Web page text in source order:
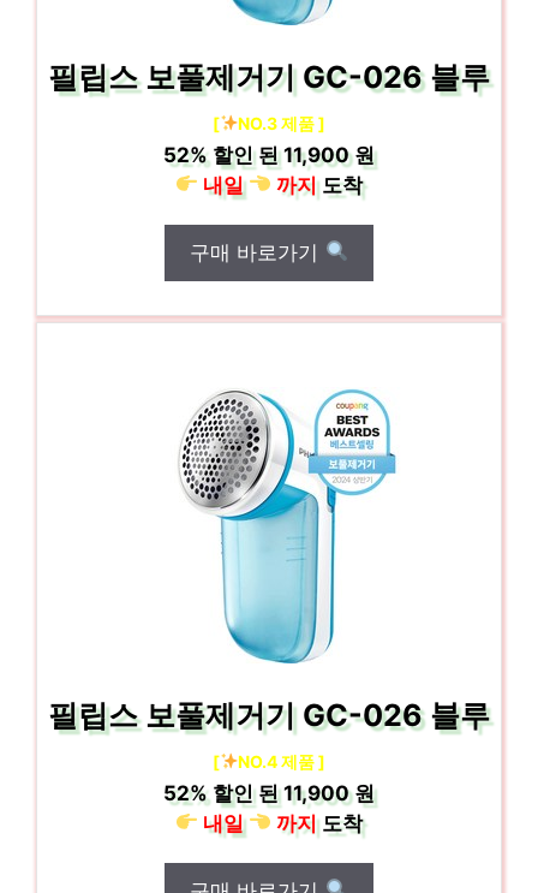
필립스 보풀제거기 GC-026 블루
[ NO.3 제품 ]
52% 할인 된11,900 원
내일
까지도착
구매 바로가기
필립스 보풀제거기 GC-026 블루
[ NO.4 제품 ]
52% 할인 된11,900 원
내일
까지도착